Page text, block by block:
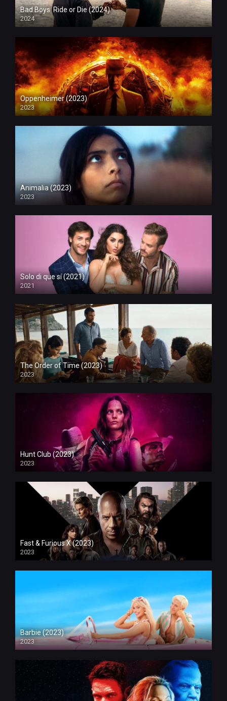
Bad Boys: Ride or Die (2024)
2024
Oppenheimer (2023)
2023
Animalia (2023)
2023
Solo di que sí (2021)
2021
The Order of Time (2023)
2023
Hunt Club (2023)
2023
Fast & Furious X (2023)
2023
Barbie (2023)
2023